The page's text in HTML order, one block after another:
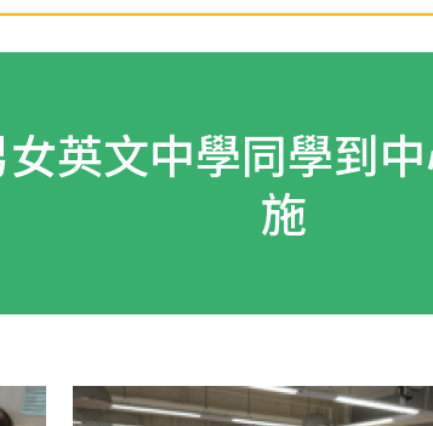
英文中學同學到
施